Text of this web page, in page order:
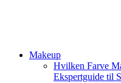
Makeup
Hvilken Farve
Ekspertguide til